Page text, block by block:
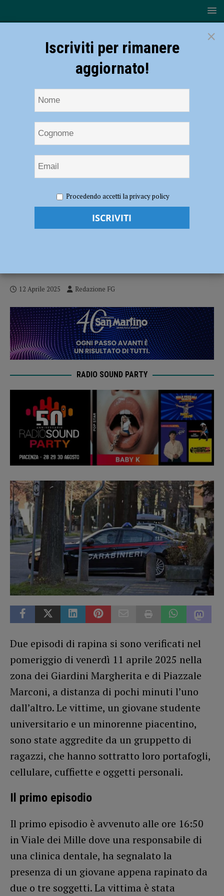
da Parma per compiere rapine, due giovani vittime in pochi minuti:
fermati e denunciati tre minorenni
In trasferta da Parma per compiere
12 Aprile 2025 Redazione FG
RADIO SOUND PARTY
Due episodi di rapina si sono verificati nel
pomeriggio di venerdì 11 aprile 2025 nella
zona dei Giardini Margherita e di Piazzale
Marconi, a distanza di pochi minuti l’uno
dall’altro. Le vittime, un giovane studente
universitario e un minorenne piacentino,
sono state aggredite da un gruppetto di
ragazzi, che hanno sottratto loro portafogli,
cellulare, cuffiette e oggetti personali.
Il primo episodio
Il primo episodio è avvenuto alle ore 16:50
in Viale dei Mille dove una responsabile di
una clinica dentale, ha segnalato la
presenza di un giovane appena rapinato da
due o tre soggetti. La vittima è stata
×
Iscriviti per rimanere
aggiornato!
Procedendo accetti la privacy policy